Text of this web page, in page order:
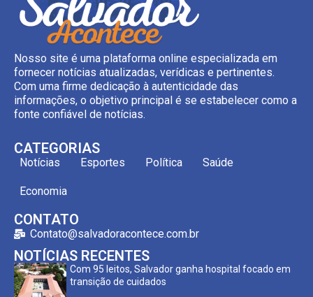
Nosso site é uma plataforma online especializada em
fornecer notícias atualizadas, verídicas e pertinentes.
Com uma firme dedicação à autenticidade das
informações, o objetivo principal é se estabelecer como a
fonte confiável de notícias.
CATEGORIAS
Notícias Esportes Política Saúde
Economia
CONTATO
Contato@salvadoracontece.com.br
NOTÍCIAS RECENTES
Com 95 leitos, Salvador ganha hospital focado em
transição de cuidados